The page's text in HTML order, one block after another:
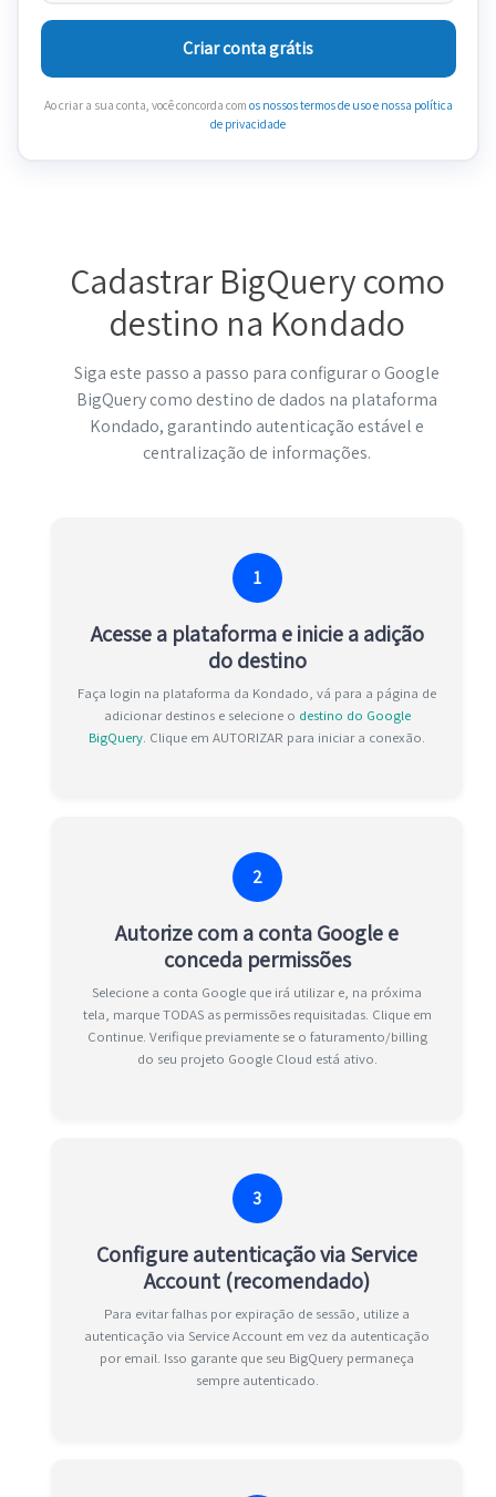
Criar conta grátis
Ao criar a sua conta, você concorda com os nossos termos de usoe nossa política
de privacidade
Cadastrar BigQuery como
destino na Kondado
Siga este passo a passo para configurar o Google
BigQuery como destino de dados na plataforma
Kondado, garantindo autenticação estável e
centralização de informações.
1
Acesse a plataforma e inicie a adição
do destino
Faça login na plataforma da Kondado, vá para a página de
adicionar destinos e selecione o destino do Google
BigQuery. Clique em AUTORIZAR para iniciar a conexão.
2
Autorize com a conta Google e
conceda permissões
Selecione a conta Google que irá utilizar e, na próxima
tela, marque TODAS as permissões requisitadas. Clique em
Continue. Verifique previamente se o faturamento/billing
do seu projeto Google Cloud está ativo.
3
Configure autenticação via Service
Account (recomendado)
Para evitar falhas por expiração de sessão, utilize a
autenticação via Service Account em vez da autenticação
por email. Isso garante que seu BigQuery permaneça
sempre autenticado.